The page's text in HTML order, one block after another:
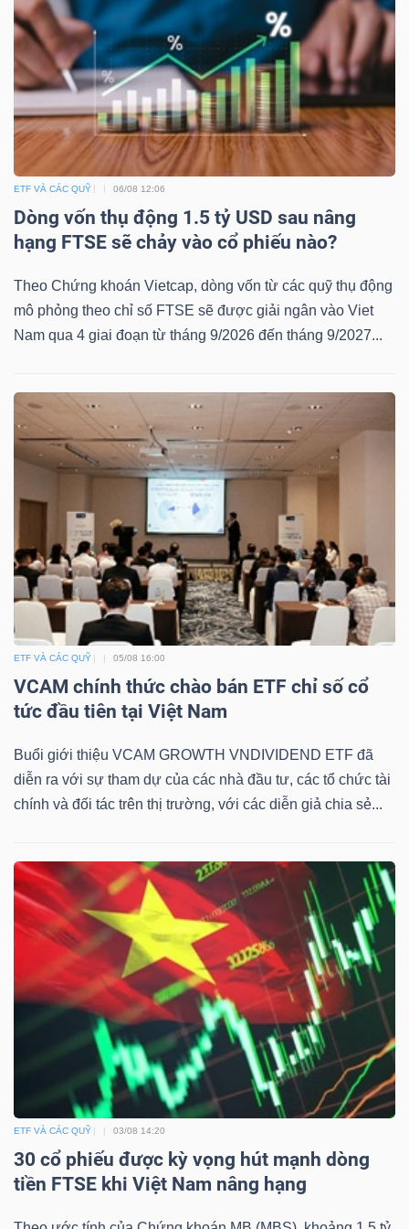
ETF VÀ CÁC QUỸ 06/08 12:06
Dòng vốn thụ động 1.5 tỷ USD sau nâng
hạng FTSE sẽ chảy vào cổ phiếu nào?
Theo Chứng khoán Vietcap, dòng vốn từ các quỹ thụ động
mô phỏng theo chỉ số FTSE sẽ được giải ngân vào Viet
Nam qua 4 giai đoạn từ tháng 9/2026 đến tháng 9/2027...
ETF VÀ CÁC QUỸ 05/08 16:00
VCAM chính thức chào bán ETF chỉ số cổ
tức đầu tiên tại Việt Nam
Buổi giới thiệu VCAM GROWTH VNDIVIDEND ETF đã
diễn ra với sự tham dự của các nhà đầu tư, các tổ chức tài
chính và đối tác trên thị trường, với các diễn giả chia sẻ...
ETF VÀ CÁC QUỸ 03/08 14:20
30 cổ phiếu được kỳ vọng hút mạnh dòng
tiền FTSE khi Việt Nam nâng hạng
(-)
Dịch
vụ
(-)
Đào
tạo
chính
cụ
đầu
tư
Truyền
tài
chính
Dữ
liệu
chính